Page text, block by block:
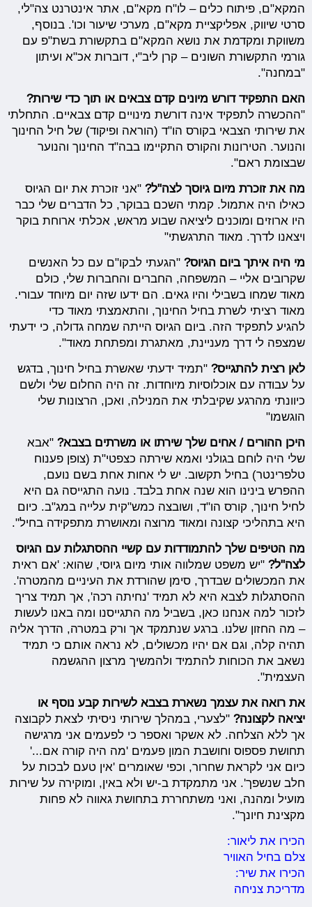
המקא"ם, פיתוח כלים – לו"ח מקא"ם, אתר אינטרנט צה"לי,
סרטי שיווק, אפליקציית מקא"ם, מערכי שיעור וכו'. בנוסף,
משווקת ומקדמת את נושא המקא"ם בתקשורת בשת"פ עם
גורמי התקשורת השונים – קרן ליב"י, דוברות אכ"א ועיתון
"במחנה".
האם התפקיד דורש מיונים קדם צבאים או תוך כדי שירות?
"ההכשרה לתפקיד אינה דורשת מינויים קדם צבאיים. התחלתי
את שירותי הצבאי בקורס הו"ד (הוראה ופיקוד) של חיל החינוך
והנוער. הטירונות והקורס התקיימו בבה"ד החינוך והנוער
שבצומת ראם".
מה את זוכרת מיום גיוסך לצה"ל? "אני זוכרת את יום הגיוס
כאילו היה אתמול. קמתי השכם בבוקר, כל הדברים שלי כבר
היו ארוזים ומוכנים ליציאה שבוע מראש, אכלתי ארוחת בוקר
ויצאנו לדרך. מאוד התרגשתי"
מי היה איתך ביום הגיוס? "הגעתי לבקו"ם עם כל האנשים
שקרובים אליי – המשפחה, החברים והחברות שלי, כולם
מאוד שמחו בשבילי והיו גאים. הם ידעו שזה יום מיוחד עבורי.
מאוד רציתי לשרת בחיל החינוך, והתאמצתי מאוד כדי
להגיע לתפקיד הזה. ביום הגיוס הייתה שמחה גדולה, כי ידעתי
שמצפה לי דרך מעניינת, מאתגרת ומפתחת מאוד".
לאן רצית להתגייס? "תמיד ידעתי שאשרת בחיל חינוך, בדגש
על עבודה עם אוכלוסיות מיוחדות. זה היה החלום שלי ולשם
כיוונתי מהרגע שקיבלתי את המנילה, ואכן, הרצונות שלי
הוגשמו"
היכן ההורים / אחים שלך שירתו או משרתים בצבא? "אבא
שלי היה לוחם בגולני ואמא שירתה כצפטי"ת (צופן פענוח
טלפרינטר) בחיל תקשוב. יש לי אחות אחת בשם נועם,
ההפרש בינינו הוא שנה אחת בלבד. נועה התגייסה גם היא
לחיל חינוך, קורס הו"ד, ושובצה כמש"קית עלייה במג"ב. כיום
היא בתהליכי קצונה ומאוד מרוצה ומאושרת מתפקידה בחיל".
מה הטיפים שלך להתמודדות עם קשיי ההסתגלות עם הגיוס
לצה"ל? "יש משפט שמלווה אותי מיום גיוסי, שהוא: 'אם ראית
את המכשולים שבדרך, סימן שהורדת את העיניים מהמטרה'.
ההסתגלות לצבא היא לא תמיד 'נחיתה רכה', אך תמיד צריך
לזכור למה אנחנו כאן, בשביל מה התגייסנו ומה באנו לעשות
– מה החזון שלנו. ברגע שנתמקד אך ורק במטרה, הדרך אליה
תהיה קלה, וגם אם יהיו מכשולים, לא נראה אותם כי תמיד
נשאב את הכוחות להתמיד ולהמשיך מרצון ההגשמה
העצמית".
את רואה את עצמך נשארת בצבא לשירות קבע נוסף או
יציאה לקצונה? "לצערי, במהלך שירותי ניסיתי לצאת לקבוצה
אך ללא הצלחה. לא אשקר ואספר כי לפעמים אני מרגישה
תחושת פספוס וחושבת המון פעמים 'מה היה קורה אם...'
כיום אני לקראת שחרור, וכפי שאומרים 'אין טעם לבכות על
חלב שנשפך'. אני מתמקדת ב-יש ולא באין, ומוקירה על שירות
מועיל ומהנה, ואני משתחררת בתחושת גאווה לא פחות
מקצינת חיונך".
הכירו את ליאור:
צלם בחיל האוויר
הכירו את שיר:
מדריכת צניחה